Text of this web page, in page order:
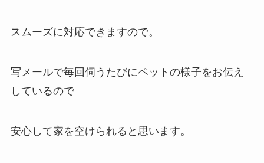
スムーズに対応できますので。
写メールで毎回伺うたびにペットの様子をお伝え
しているので
安心して家を空けられると思います。